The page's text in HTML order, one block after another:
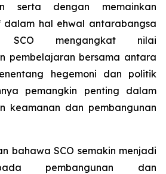
serta dengan memainkan
dalam hal ehwal antarabangsa
SCO mengangkat nilai
pembelajaran bersama antara
hegemoni dan politik
pemangkin penting dalam
keamanan dan pembangunan
bahawa SCO semakin menjadi
pembangunan dan